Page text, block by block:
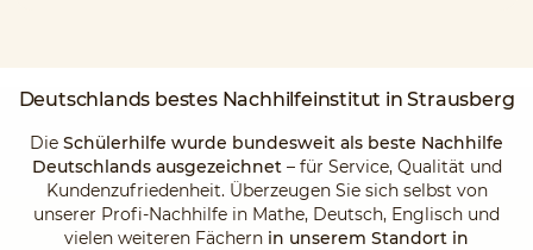
Deutschlands bestes Nachhilfeinstitut in Strausberg
Die Schülerhilfe wurde bundesweit als beste Nachhilfe
Deutschlands ausgezeichnet– für Service, Qualität und
Kundenzufriedenheit. Überzeugen Sie sich selbst von
unserer Profi-Nachhilfe in Mathe, Deutsch, Englisch und
vielen weiteren Fächern in unserem Standort in